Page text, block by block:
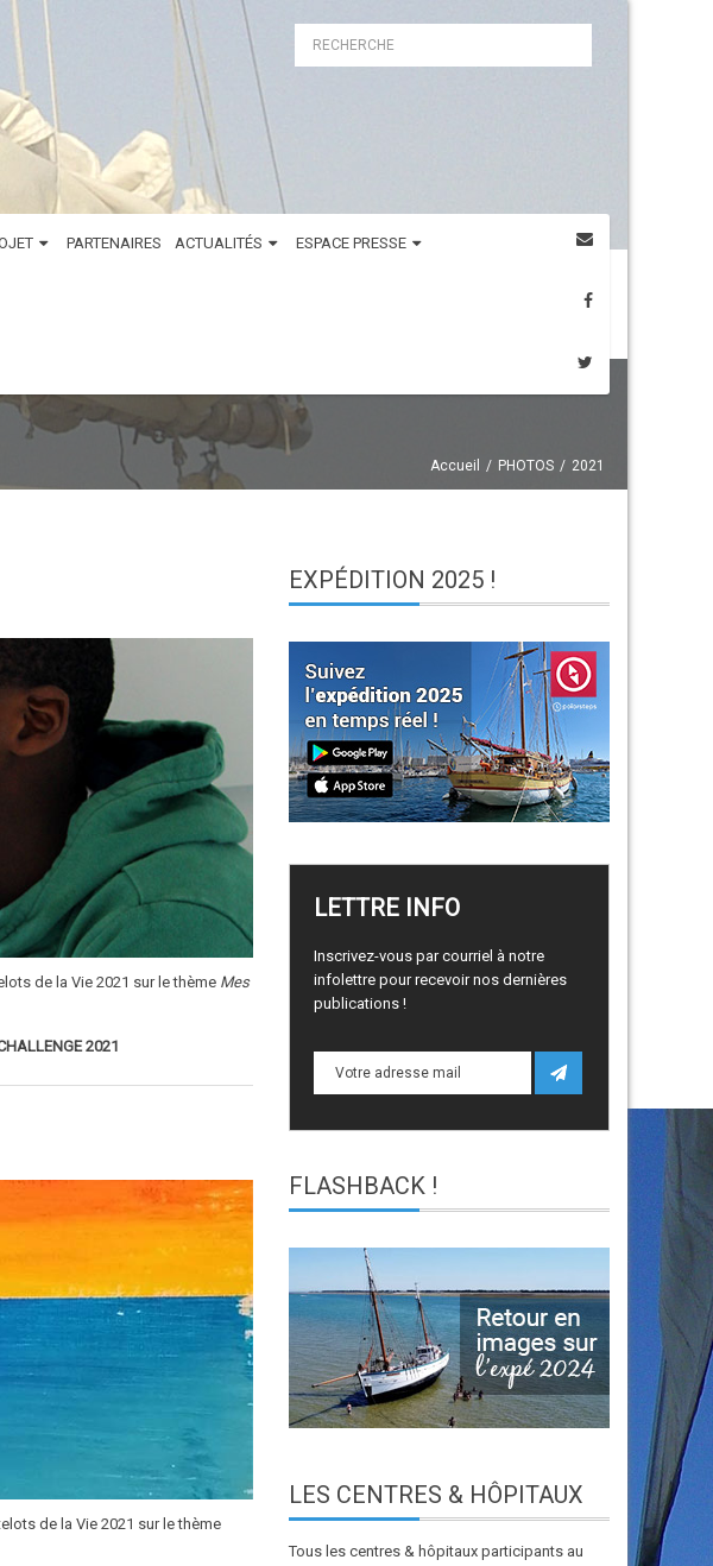
PARTENAIRES ACTUALITÉS ESPACE PRESSE
Accueil PHOTOS 2021
de la Vie 2021 sur le thème Mes
2021
de la Vie 2021 sur le thème
EXPÉDITION 2025 !
LETTRE INFO
Inscrivez-vous par courriel à notre
infolettre pour recevoir nos dernières
publications !
FLASHBACK !
LES CENTRES & HÔPITAUX
Tous les centres & hôpitaux participants au